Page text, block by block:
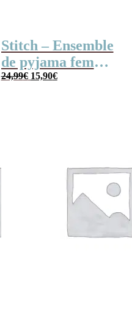
Stitch – Ensemble
de pyjama femme
– T-shirt / Short
24,99€ Le
15,90€Le